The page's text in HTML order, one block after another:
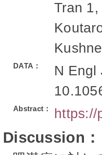
Tran
DATA：
N Engl
Abstract： https://
Discussion：